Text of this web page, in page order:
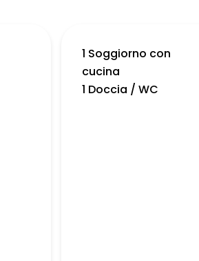
1 Soggiorno con
cucina
1 Doccia / WC